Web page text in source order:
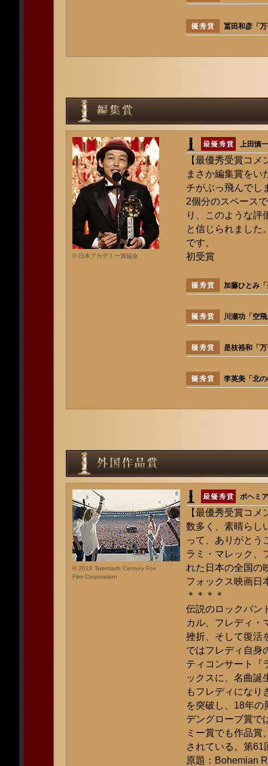
冨田和彦「
© 日本アカデミー賞協会
上田慎
【最優秀受賞コメ
まさか編集賞をい
チがぶっ飛んでし
2個分のスペース
り、このような評
と信じられました
です。
初受賞
加藤ひとみ
川瀬功「空
是枝裕和「
李英美「北
© 2018 Twentieth Century Fox
Film Corporation
ボヘミ
【最優秀受賞コメ
数多く、素晴らし
って、ありがとう
ラミ・マレック、
れた日本の全国の
フォックス映画日
＊＊＊＊
伝説のロックバン
カル、フレディ・
挫折、そして復活
ではフレディ自身
ティコンサート『
ックスに、名曲誕
もフレディになり
を突破し、18年
デングローブ賞で
ミー賞でも作品賞
されている。第
原題：Bohemian